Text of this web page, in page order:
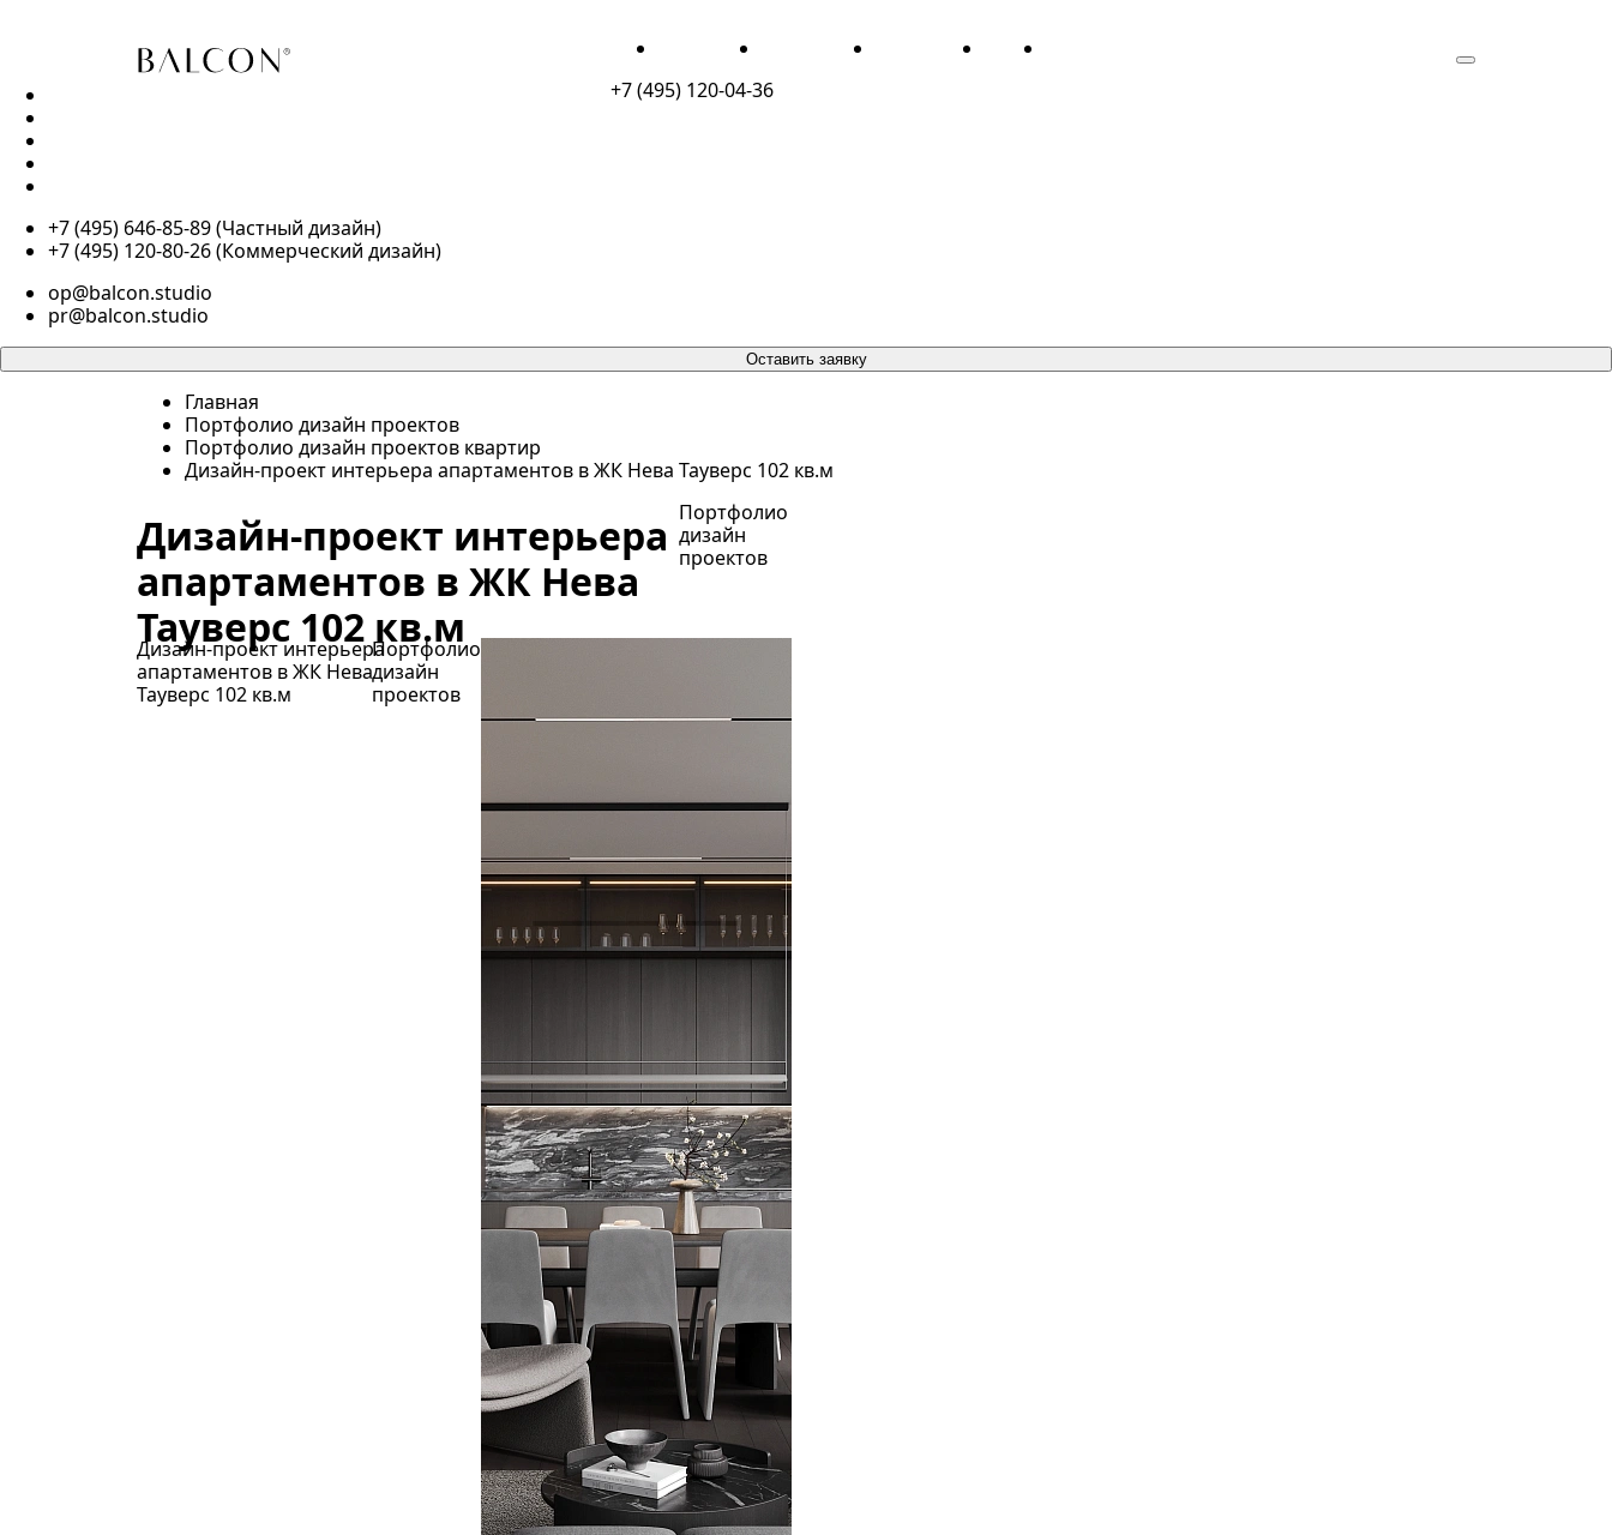
ДЛЯ ЖИЗНИ ДЛЯ БИЗНЕСА ПОРТФОЛИО О НАС
+7 (495) 120-04-36
+7 (495) 646-85-89 (Частный дизайн)
+7 (495) 120-80-26 (Коммерческий дизайн)
op@balcon.studio
pr@balcon.studio
Оставить заявку
Главная
Портфолио дизайн проектов
Портфолио дизайн проектов квартир
Дизайн-проект интерьера апартаментов в ЖК Нева Тауверс 102 кв.м
Дизайн-проект интерьера
апартаментов в ЖК Нева
Тауверс 102 кв.м
Портфолио
дизайн
проектов
Дизайн-проект интерьера
апартаментов в ЖК Нева
Тауверс 102 кв.м
Портфолио
дизайн
проектов